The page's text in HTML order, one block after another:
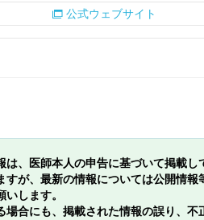
公式ウェブサイト
は、医師本人の申告に基づいて掲載
すが、最新の情報については公開情
します。
場合にも、掲載された情報の誤り、